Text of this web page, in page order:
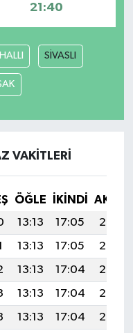
21:40
SİVASLI
VAKITLERI
ÖĞLE İKINDI
13:13 17:05
20:26
13:13 17:05
20:25
13:13 17:04
20:24
13:13 17:04
20:23
13:13 17:04
20:22